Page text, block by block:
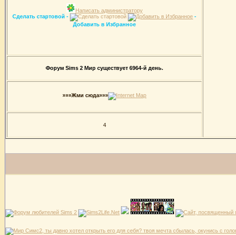
Написать администратору
Сделать стартовой -
-
Добавить в Избранное
Форум Sims 2 Мир существует 6964-й день.
»»»Жми сюда»»»
4